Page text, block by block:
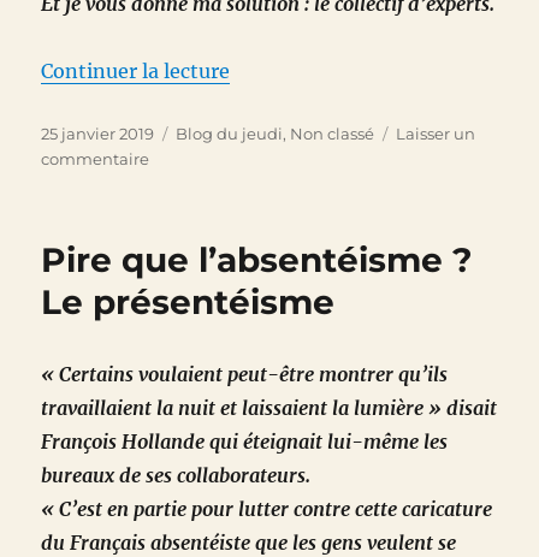
Continuer la lecture
Publié
le
25 janvier 2019 Catégories
Blog du jeudi, Non classé
Laisser un
commentairesur
la
Pire que l’absentéisme ?
Le présentéisme
« Certains voulaient peut-être montrer qu’ils
travaillaient la nuit et laissaient la lumière » disait
François Hollande qui éteignait lui-même les
bureaux de ses collaborateurs.
« C’est en partie pour lutter contre cette caricature
du Français absentéiste que les gens veulent se